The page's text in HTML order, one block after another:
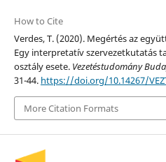
How to Cite
Verdes, T. (2020). Megértés az
Egy interpretatív szervezetkutatás
osztály esete. Vezetéstudomány
31-44. https://doi.org/10.14267/
More Citation Formats